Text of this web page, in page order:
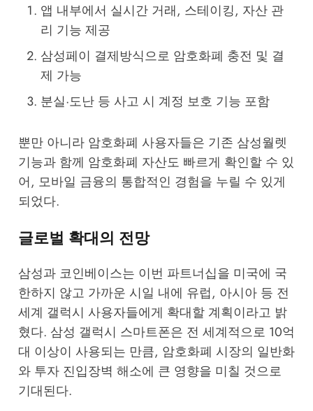
앱 내부에서 실시간 거래, 스테이킹, 자산 관
리 기능 제공
삼성페이 결제방식으로 암호화폐 충전 및 결
제 가능
분실·도난 등 사고 시 계정 보호 기능 포함
뿐만 아니라 암호화폐 사용자들은 기존 삼성월렛
기능과 함께 암호화폐 자산도 빠르게 확인할 수 있
어, 모바일 금융의 통합적인 경험을 누릴 수 있게
되었다.
글로벌 확대의 전망
삼성과 코인베이스는 이번 파트너십을 미국에 국
한하지 않고 가까운 시일 내에 유럽, 아시아 등 전
세계 갤럭시 사용자들에게 확대할 계획이라고 밝
혔다. 삼성 갤럭시 스마트폰은 전 세계적으로 10억
대 이상이 사용되는 만큼, 암호화폐 시장의 일반화
와 투자 진입장벽 해소에 큰 영향을 미칠 것으로
기대된다.